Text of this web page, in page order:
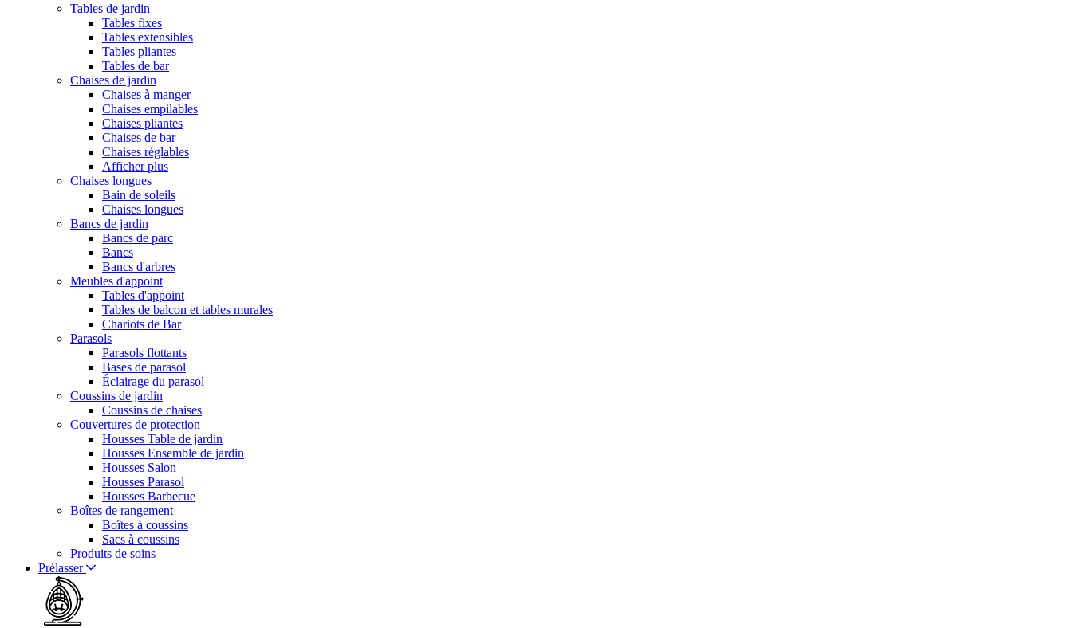
Tables de jardin
Tables fixes
Tables extensibles
Tables pliantes
Tables de bar
Chaises de jardin
Chaises à manger
Chaises empilables
Chaises pliantes
Chaises de bar
Chaises réglables
Afficher plus
Chaises longues
Bain de soleils
Chaises longues
Bancs de jardin
Bancs de parc
Bancs
Bancs d'arbres
Meubles d'appoint
Tables d'appoint
Tables de balcon et tables murales
Chariots de Bar
Parasols
Parasols flottants
Bases de parasol
Éclairage du parasol
Coussins de jardin
Coussins de chaises
Couvertures de protection
Housses Table de jardin
Housses Ensemble de jardin
Housses Salon
Housses Parasol
Housses Barbecue
Boîtes de rangement
Boîtes à coussins
Sacs à coussins
Produits de soins
Prélasser